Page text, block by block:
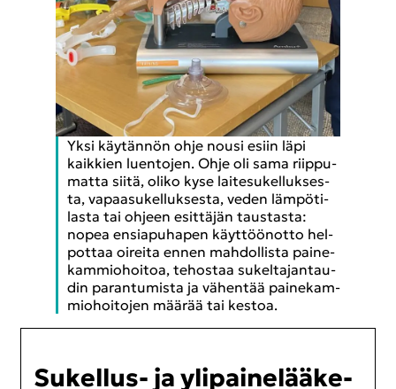
Yksi käy­tän­nön ohje nousi esiin läpi
kaik­kien luen­to­jen. Ohje oli sama riip­pu­
mat­ta siitä, oliko kyse lai­te­su­kel­luk­ses­
ta, va­paa­su­kel­luk­ses­ta, veden läm­pö­ti­
las­ta tai oh­jeen esit­tä­jän taus­tas­ta:
nopea en­sia­pu­ha­pen käyt­töön­ot­to hel­
pot­taa oi­rei­ta ennen mah­dol­lis­ta pai­ne­
kam­mio­hoi­toa, te­hos­taa su­kel­ta­jan­tau­
din pa­ran­tu­mis­ta ja vä­hen­tää pai­ne­kam­
mio­hoi­to­jen mää­rää tai kes­toa.
Sukellus-​ ja yli­pai­ne­lää­ke­